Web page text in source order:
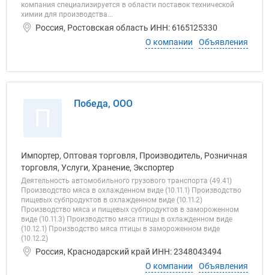
компания специализируется в области поставок технической
химии для производства...
Россия, Ростовская область ИНН: 6165125330
О компании
Объявления
Победа, ООО
Импортер, Оптовая торговля, Производитель, Розничная
торговля, Услуги, Хранение, Экспортер
Деятельность автомобильного грузового транспорта (49.41)
Производство мяса в охлажденном виде (10.11.1) Производство
пищевых субпродуктов в охлажденном виде (10.11.2)
Производство мяса и пищевых субпродуктов в замороженном
виде (10.11.3) Производство мяса птицы в охлажденном виде
(10.12.1) Производство мяса птицы в замороженном виде
(10.12.2)
Россия, Краснодарский край ИНН: 2348043494
О компании
Объявления